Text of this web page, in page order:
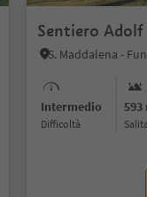
Sentiero
Intermedio
Difficoltà
593
Salita